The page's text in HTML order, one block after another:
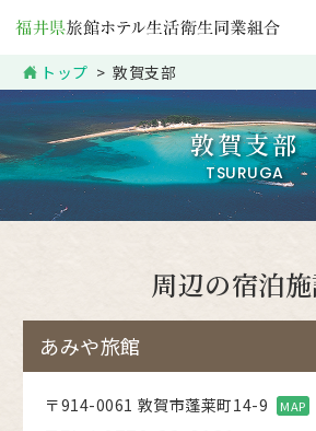
トップ 敦賀支部
敦賀支部
TSURUGA
周辺の宿泊
あみや旅館
〒914-0061 敦賀市蓬莱町14-9 MAP